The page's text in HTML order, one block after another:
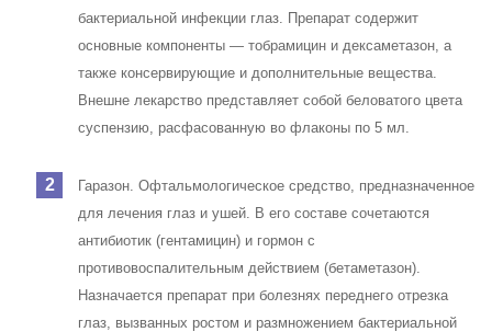
бактериальной инфекции глаз. Препарат содержит
основные компоненты — тобрамицин и дексаметазон, а
также консервирующие и дополнительные вещества.
Внешне лекарство представляет собой беловатого цвета
суспензию, расфасованную во флаконы по 5 мл.
Гаразон. Офтальмологическое средство, предназначенное
для лечения глаз и ушей. В его составе сочетаются
антибиотик (гентамицин) и гормон с
противовоспалительным действием (бетаметазон).
Назначается препарат при болезнях переднего отрезка
глаз, вызванных ростом и размножением бактериальной